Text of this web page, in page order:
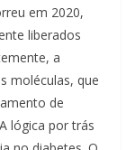
em 2020,
liberados
a
moléculas, que
de
lógica por trás